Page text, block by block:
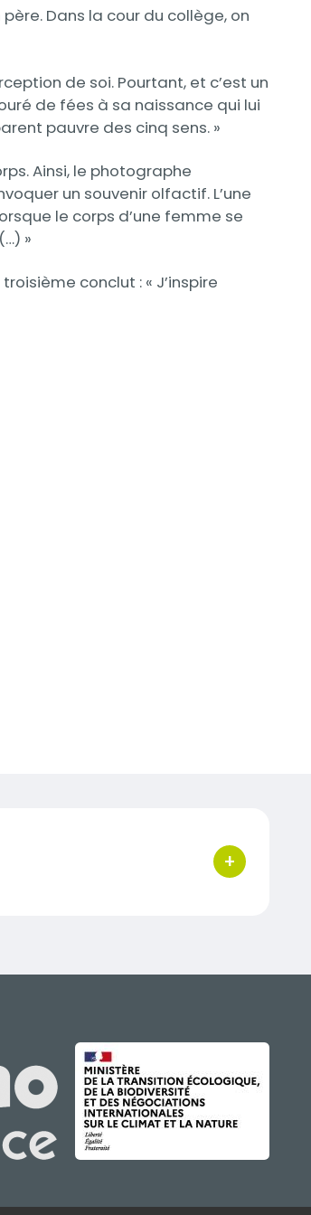
Dans la cour du collège, on
de soi. Pourtant, et c’est un
de fées à sa naissance qui lui
pauvre des cinq sens. »
Ainsi, le photographe
un souvenir olfactif. L’une
le corps d’une femme se
»
conclut : « J’inspire
+
bouton
IMAGE